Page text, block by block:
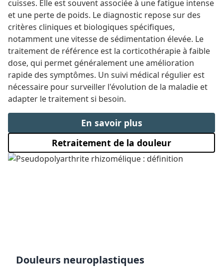
cuisses. Elle est souvent associée à une fatigue intense
et une perte de poids. Le diagnostic repose sur des
critères cliniques et biologiques spécifiques,
notamment une vitesse de sédimentation élevée. Le
traitement de référence est la corticothérapie à faible
dose, qui permet généralement une amélioration
rapide des symptômes. Un suivi médical régulier est
nécessaire pour surveiller l'évolution de la maladie et
adapter le traitement si besoin.
En savoir plus
Retraitement de la douleur
douleurs neuroplastiques